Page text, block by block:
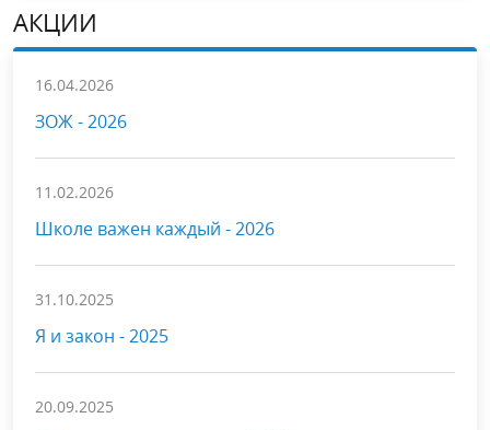
АКЦИИ
16.04.2026
ЗОЖ - 2026
11.02.2026
Школе важен каждый - 2026
31.10.2025
Я и закон - 2025
20.09.2025